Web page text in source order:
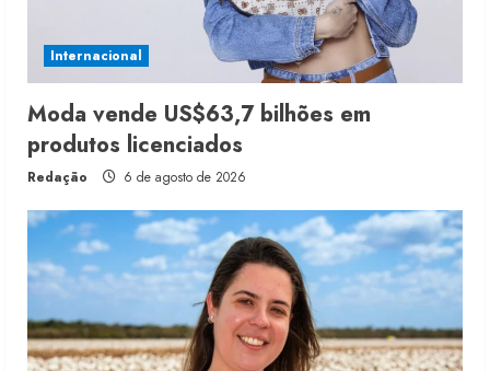
Internacional
Moda vende US$63,7 bilhões em
produtos licenciados
Redação 6 de agosto de 2026